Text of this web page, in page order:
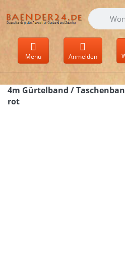
Geben
Menü Anmelden
4m Gürtelband /
rot